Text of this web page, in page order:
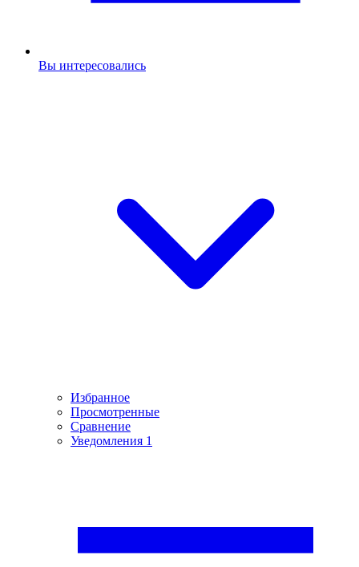
Вы интересовались
Избранное
Просмотренные
Сравнение
Уведомления 1